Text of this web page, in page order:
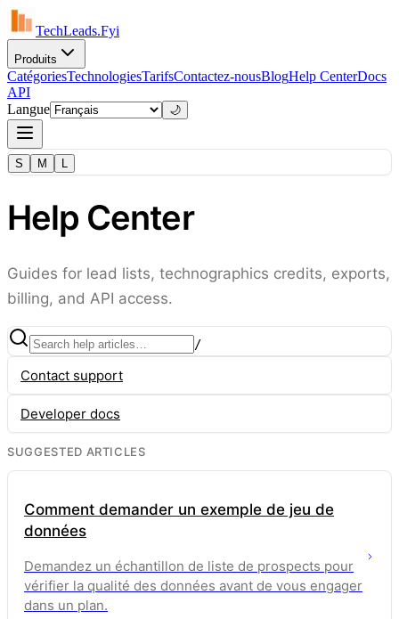
TechLeads.Fyi
Produits
CatégoriesTechnologiesTarifsContactez-nousBlogHelp CenterDocs
API
Langue
🌙
S M L
Help Center
Guides for lead lists, technographics credits, exports,
billing, and API access.
/
Contact support
Developer docs
SUGGESTED ARTICLES
Comment demander un exemple de jeu de
données
Demandez un échantillon de liste de prospects pour
vérifier la qualité des données avant de vous engager
dans un plan.